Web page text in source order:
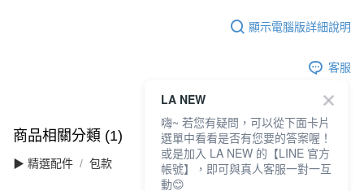
顯示電腦版詳細說明
客服
商品相關分類 (1)
▶ 精選配件 包款
LA NEW
嗨~ 若您有疑問，可以從下面卡片
選單中看看是否有您要的答案喔！
或是加入 LA NEW 的【LINE 官方
帳號】，即可與真人客服一對一互
動😊